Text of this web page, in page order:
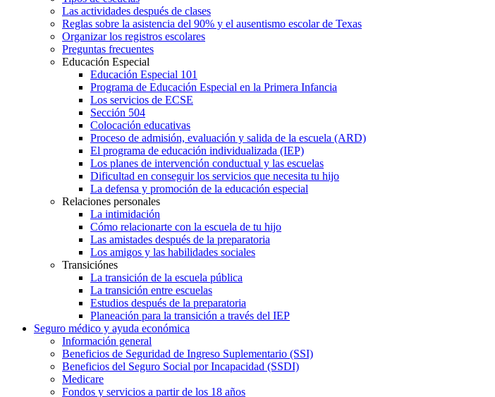
Las actividades después de clases
Reglas sobre la asistencia del 90% y el ausentismo escolar de Texas
Organizar los registros escolares
Preguntas frecuentes
Educación Especial
Educación Especial 101
Programa de Educación Especial en la Primera Infancia
Los servicios de ECSE
Sección 504
Colocación educativas
Proceso de admisión, evaluación y salida de la escuela (ARD)
El programa de educación individualizada (IEP)
Los planes de intervención conductual y las escuelas
Dificultad en conseguir los servicios que necesita tu hijo
La defensa y promoción de la educación especial
Relaciones personales
La intimidación
Cómo relacionarte con la escuela de tu hijo
Las amistades después de la preparatoria
Los amigos y las habilidades sociales
Transiciónes
La transición de la escuela pública
La transición entre escuelas
Estudios después de la preparatoria
Planeación para la transición a través del IEP
Seguro médico y ayuda económica
Información general
Beneficios de Seguridad de Ingreso Suplementario (SSI)
Beneficios del Seguro Social por Incapacidad (SSDI)
Medicare
Fondos y servicios a partir de los 18 años